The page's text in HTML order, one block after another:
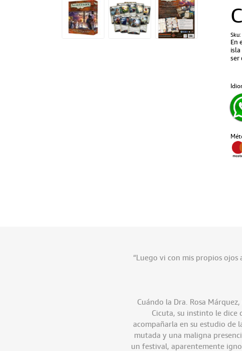
Sku:
En
ser
“Luego vi con mis propios
Cuándo la Dra. Rosa
Cicuta, su instinto le dice
acompañarla en su estudio de
mutada y una maligna
un festival, aparentemente